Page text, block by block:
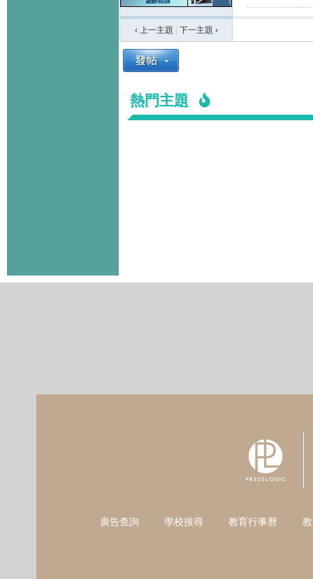
‹ 上一主題 下一主題 ›
熱門主題
廣告查詢 學校搜尋 教育行事曆